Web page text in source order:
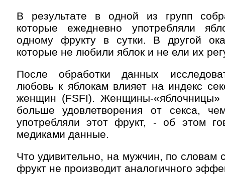
В результате в одной из групп
которые ежедневно употребляли
одному фрукту в сутки. В другой
которые не любили яблок и не ели их
После обработки данных
любовь к яблокам влияет на индекс
женщин (FSFI). Женщины-«яблочницы»
больше удовлетворения от секса,
употребляли этот фрукт, - об этом
медиками данные.
Что удивительно, на мужчин, по словам
фрукт не производит аналогичного